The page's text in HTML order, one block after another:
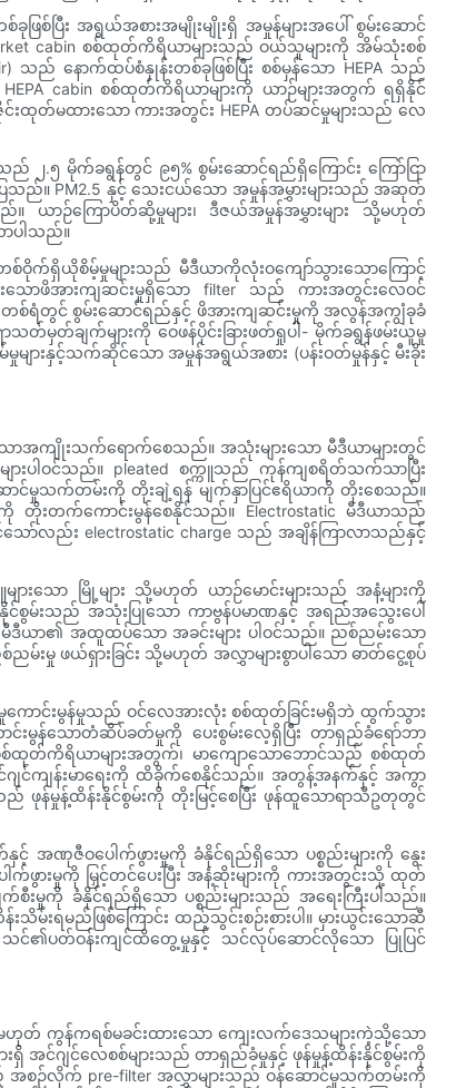
ြီး အရွယ်အစားအမျိုးမျိုးရှိ အမှုန်များအပေါ် စွမ်းဆောင်
cabin စစ်ထုတ်ကိရိယာများသည် ဝယ်သူများကို အိမ်သုံးစစ်
သည် နောက်ထပ်စံနှုန်းတစ်ခုဖြစ်ပြီး စစ်မှန်သော HEPA သည်
cabin စစ်ထုတ်ကိရိယာများကို ယာဉ်များအတွက် ရရှိနိုင်
ထုတ်မထားသော ကားအတွင်း HEPA တပ်ဆင်မှုများသည် လေ
မိုက်ခရွန်တွင် ၉၅% စွမ်းဆောင်ရည်ရှိကြောင်း ကြော်ငြာ
ြသည်။ PM2.5 နှင့် သေးငယ်သော အမှုန်အမွှားများသည် အဆုတ်
။ ယာဉ်ကြောပိတ်ဆို့မှုများ၊ ဒီဇယ်အမှုန်အမွှားများ သို့မဟုတ်
ာပါသည်။
က်ရှိယိုစိမ့်မှုများသည် မီဒီယာကိုလုံးဝကျော်သွားသောကြောင့်
သောဖိအားကျဆင်းမှုရှိသော filter သည် ကားအတွင်းလေဝင်
စ်ရံတွင် စွမ်းဆောင်ရည်နှင့် ဖိအားကျဆင်းမှုကို အလွန်အကျွံခုခံ
မှတ်ချက်များကို ဝေဖန်ပိုင်းခြားဖတ်ရှုပါ- မိုက်ခရွန်ဖမ်းယူမှု
ားနှင့်သက်ဆိုင်သော အမှုန်အရွယ်အစား (ပန်းဝတ်မှုန်နှင့် မီးခိုး
ကျိုးသက်ရောက်စေသည်။ အသုံးများသော မီဒီယာများတွင်
ာများပါဝင်သည်။ pleated စက္ကူသည် ကုန်ကျစရိတ်သက်သာပြီး
ာင်မှုသက်တမ်းကို တိုးချဲ့ရန် မျက်နှာပြင်ဧရိယာကို တိုးစေသည်။
တိုးတက်ကောင်းမွန်စေနိုင်သည်။ Electrostatic မီဒီယာသည်
င်သော်လည်း electrostatic charge သည် အချိန်ကြာလာသည်နှင့်
းသော မြို့များ သို့မဟုတ် ယာဉ်မောင်းများသည် အနံ့များကို
မ်းသည် အသုံးပြုသော ကာဗွန်ပမာဏနှင့် အရည်အသွေးပေါ်
မီဒီယာ၏ အထူထပ်သော အခင်းများ ပါဝင်သည်။ ညစ်ညမ်းသော
းမှု ဖယ်ရှားခြင်း သို့မဟုတ် အလွှာများစွာပါသော ဓာတ်ငွေ့စုပ်
င်းမွန်မှုသည် ဝင်လေအားလုံး စစ်ထုတ်ခြင်းမရှိဘဲ ထွက်သွား
င်းမွန်သောတံဆိပ်ခတ်မှုကို ပေးစွမ်းလေ့ရှိပြီး တာရှည်ခံရော်ဘာ
စ်ထုတ်ကိရိယာများအတွက်၊ မာကျောသောဘောင်သည် စစ်ထုတ်
င်ကျန်းမာရေးကို ထိခိုက်စေနိုင်သည်။ အတွန့်အနက်နှင့် အကွာ
မှုန့်ထိန်းနိုင်စွမ်းကို တိုးမြင့်စေပြီး ဖုန်ထူသောရာသီဥတုတွင်
င့် အဏုဇီဝပေါက်ဖွားမှုကို ခံနိုင်ရည်ရှိသော ပစ္စည်းများကို နွေး
ဖွားမှုကို မြှင့်တင်ပေးပြီး အနံ့ဆိုးများကို ကားအတွင်းသို့ ထုတ်
စီးမှုကို ခံနိုင်ရည်ရှိသော ပစ္စည်းများသည် အရေးကြီးပါသည်။
းရမည်ဖြစ်ကြောင်း ထည့်သွင်းစဉ်းစားပါ။ မှားယွင်းသောဆီ
သင်၏ပတ်ဝန်းကျင်ထိတွေ့မှုနှင့် သင်လုပ်ဆောင်လိုသော ပြုပြင်
ဟုတ် ကွန်ကရစ်မခင်းထားသော ကျေးလက်ဒေသများကဲ့သို့သော
ရှိ အင်ဂျင်လေစစ်များသည် တာရှည်ခံမှုနှင့် ဖုန်မှုန့်ထိန်းနိုင်စွမ်းကို
ည့် အစဉ်လိုက် pre-filter အလွှာများသည် ဝန်ဆောင်မှုသက်တမ်းကို